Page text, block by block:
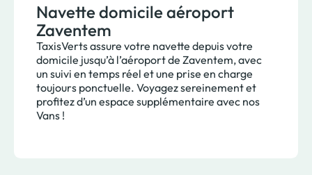
Navette domicile aéroport
Zaventem
TaxisVerts assure votre navette depuis votre
domicile jusqu’à l’aéroport de Zaventem, avec
un suivi en temps réel et une prise en charge
toujours ponctuelle. Voyagez sereinement et
profitez d’un espace supplémentaire avec nos
Vans !